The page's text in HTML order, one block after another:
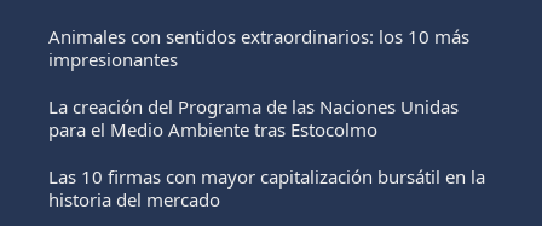
Animales con sentidos extraordinarios: los 10 más
impresionantes
La creación del Programa de las Naciones Unidas
para el Medio Ambiente tras Estocolmo
Las 10 firmas con mayor capitalización bursátil en la
historia del mercado